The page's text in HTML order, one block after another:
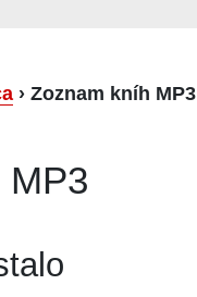
› Zoznam kníh MP3